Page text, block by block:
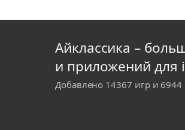
Айклассика –
и приложений для
Добавлено 14367 игр и